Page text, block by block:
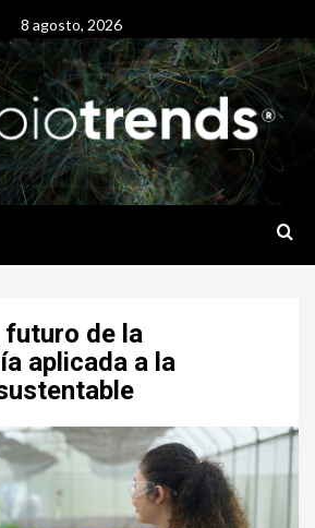
8 agosto, 2026
futuro de la
aplicada a la